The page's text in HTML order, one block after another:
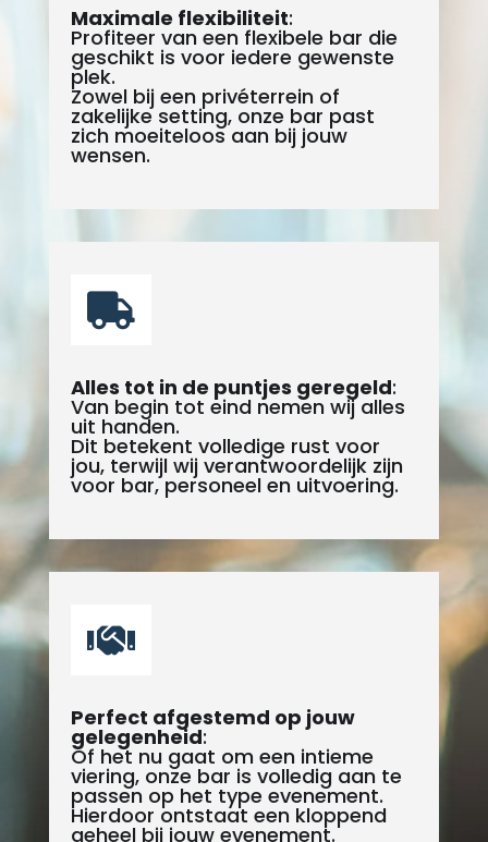
Maximale flexibiliteit:
Profiteer van een flexibele bar die
geschikt is voor iedere gewenste
plek.
Zowel bij een privéterrein of
zakelijke setting, onze bar past
zich moeiteloos aan bij jouw
wensen.

Alles tot in de puntjes geregeld:
Van begin tot eind nemen wij alles
uit handen.
Dit betekent volledige rust voor
jou, terwijl wij verantwoordelijk zijn
voor bar, personeel en uitvoering.

Perfect afgestemd op jouw
gelegenheid:
Of het nu gaat om een intieme
viering, onze bar is volledig aan te
passen op het type evenement.
Hierdoor ontstaat een kloppend
geheel bij jouw evenement.